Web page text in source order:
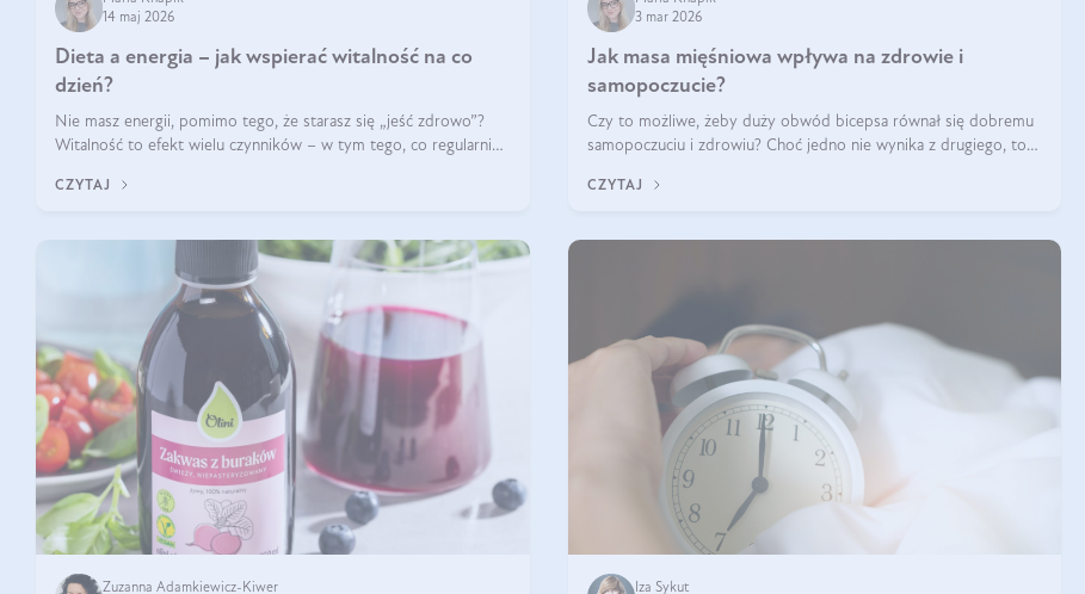
14 maj 2026
Dieta a energia – jak wspierać witalność na co
dzień?
Nie masz energii, pomimo tego, że starasz się „jeść zdrowo”?
Witalność to efekt wielu czynników – w tym tego, co regularnie
się w zależności od osoby
CZYTAJ
3 mar 2026
Jak masa mięśniowa wpływa na zdrowie i
samopoczucie?
Czy to możliwe, żeby duży obwód bicepsa równał się dobremu
samopoczuciu i zdrowiu? Choć jedno nie wynika z drugiego, to
poprawić jakość życia. W jaki sposób? W tym wpisie wszystko
CZYTAJ
Zuzanna Adamkiewicz-Kiwer
Iza Sykut